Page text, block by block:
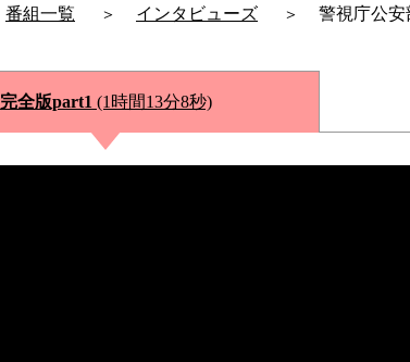
番組一覧 インタビューズ 警視庁公
完全版part1 (1時間13分8秒)